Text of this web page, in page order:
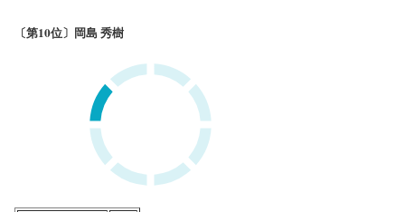
〔第10位〕岡島 秀樹